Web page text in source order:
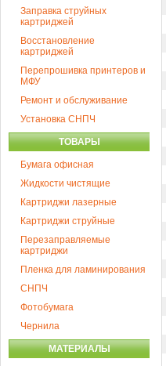
Заправка струйных
картриджей
Восстановление
картриджей
Перепрошивка принтеров и
МФУ
Ремонт и обслуживание
Установка СНПЧ
ТОВАРЫ
Бумага офисная
Жидкости чистящие
Картриджи лазерные
Картриджи струйные
Перезаправляемые
картриджи
Пленка для ламинирования
СНПЧ
Фотобумага
Чернила
МАТЕРИАЛЫ